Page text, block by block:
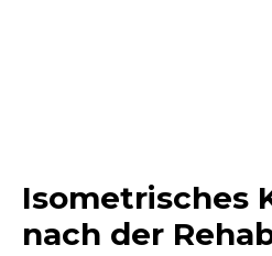
Isometrisches
nach der